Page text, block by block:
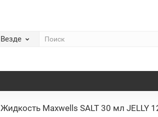
Везде
Жидкость Maxwells SALT 30 мл